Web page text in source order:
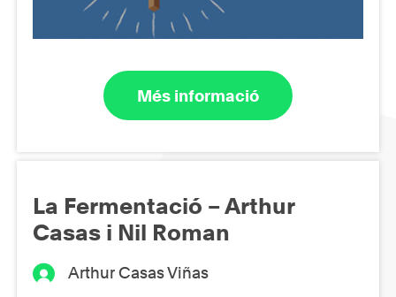
Més informació
La Fermentació – Arthur
Casas i Nil Roman
Arthur Casas Viñas